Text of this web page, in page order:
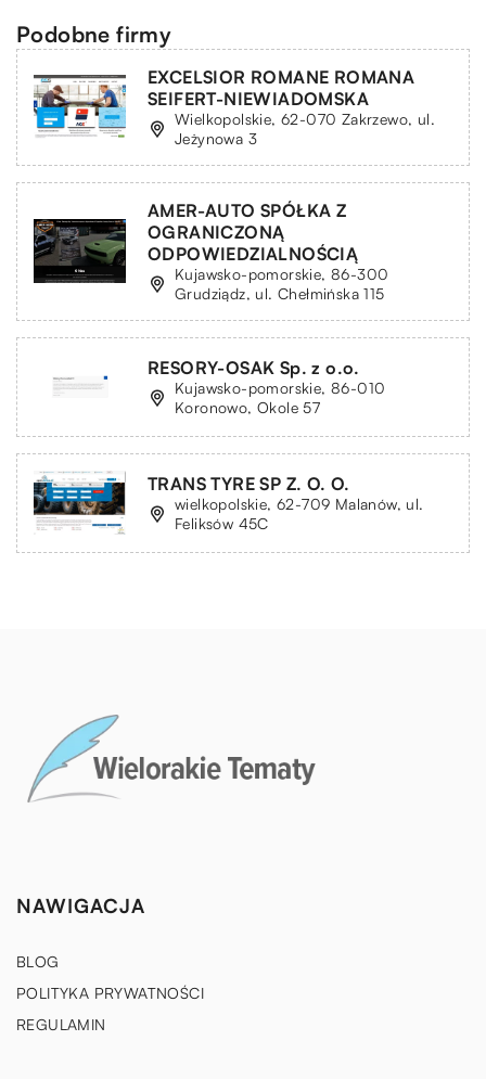
Podobne firmy
EXCELSIOR ROMANE ROMANA
SEIFERT-NIEWIADOMSKA
Wielkopolskie, 62-070 Zakrzewo, ul.
Jeżynowa 3
AMER-AUTO SPÓŁKA Z
OGRANICZONĄ
ODPOWIEDZIALNOŚCIĄ
Kujawsko-pomorskie, 86-300
Grudziądz, ul. Chełmińska 115
RESORY-OSAK Sp. z o.o.
Kujawsko-pomorskie, 86-010
Koronowo, Okole 57
TRANS TYRE SP Z. O. O.
wielkopolskie, 62-709 Malanów, ul.
Feliksów 45C
NAWIGACJA
BLOG
POLITYKA PRYWATNOŚCI
REGULAMIN